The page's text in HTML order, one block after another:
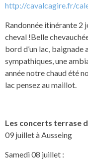
http://cavalcagire.fr/
Randonnée itinérante 2
cheval !Belle
bord d’un lac, baignade
sympathiques, une
année notre chaud été
lac pensez au maillot.
Les concerts terrase
09 juillet à Ausseing
Samedi 08 juillet :